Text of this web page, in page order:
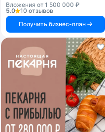
Вложения от 1 500 000 ₽
5.0
10 отзывов
Получить бизнес-план